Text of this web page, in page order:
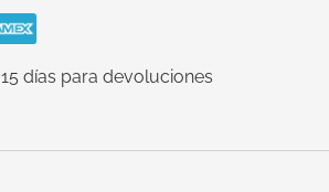
15 días para devoluciones